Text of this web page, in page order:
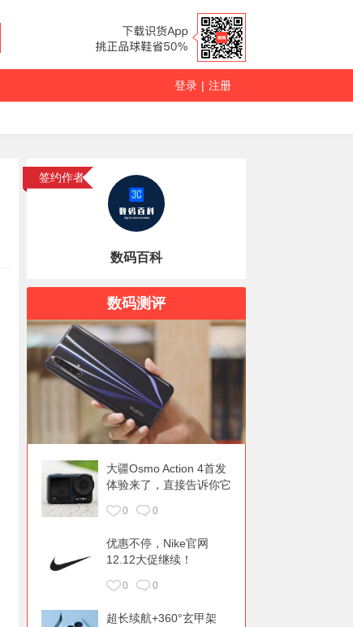
登录 | 注册
签约作者
数码百科
数码测评
大疆Osmo Action 4首发
体验来了，直接告诉你它
0 0
优惠不停，Nike官网
12.12大促继续！
0 0
超长续航+360°玄甲架